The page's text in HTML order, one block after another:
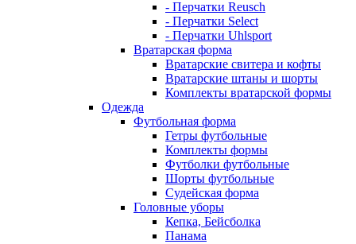
- Перчатки Reusch
- Перчатки Select
- Перчатки Uhlsport
Вратарская форма
Вратарские свитера и кофты
Вратарские штаны и шорты
Комплекты вратарской формы
Одежда
Футбольная форма
Гетры футбольные
Комплекты формы
Футболки футбольные
Шорты футбольные
Судейская форма
Головные уборы
Кепка, Бейсболка
Панама